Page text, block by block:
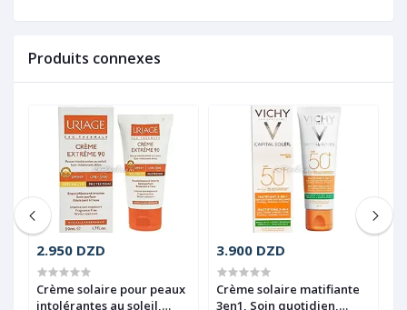
Produits connexes
2.950 DZD
Crème solaire pour peaux
intolérantes au soleil,
3.900 DZD
Crème solaire matifiante
3en1, Soin quotidien,